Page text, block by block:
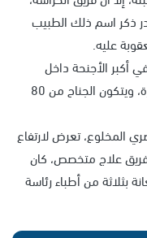
ذكر اسم ذلك الطبيب
عليه.
أكبر الأجنحة داخل
المركز، حيث يوجد به 3 أجهزة تلفزيونية كبيرة، ويتكون الجناح من 80
المخلوع، تعرض لارتفاع
فريق علاج متخصص، كان
بثلاثة من أطباء رئاسة